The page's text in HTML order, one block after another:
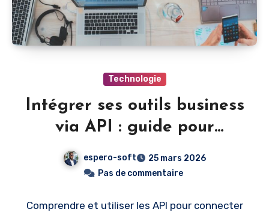
Technologie
Intégrer ses outils business
via API : guide pour
entrepreneurs non-tech
espero-soft
25 mars 2026
Pas de commentaire
Comprendre et utiliser les API pour connecter